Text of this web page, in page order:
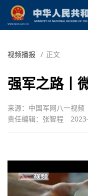
视频播报 / 正文
强军之路丨
来源：中国军网八一视频
责任编辑：张智程